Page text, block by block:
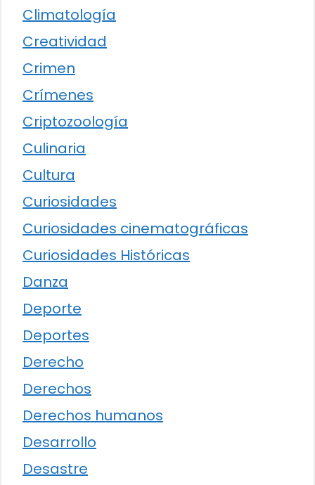
Climatología
Creatividad
Crimen
Crímenes
Criptozoología
Culinaria
Cultura
Curiosidades
Curiosidades cinematográficas
Curiosidades Históricas
Danza
Deporte
Deportes
Derecho
Derechos
Derechos humanos
Desarrollo
Desastre